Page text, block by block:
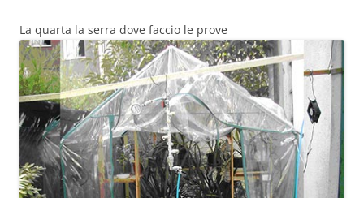
La quarta la serra dove faccio le prove